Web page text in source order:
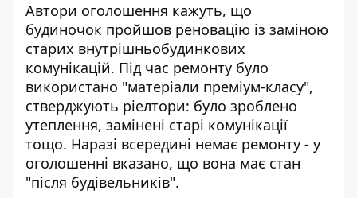
Автори оголошення кажуть, що
будиночок пройшов реновацію із заміною
старих внутрішньобудинкових
комунікацій. Під час ремонту було
використано "матеріали преміум-класу",
стверджують ріелтори: було зроблено
утеплення, замінені старі комунікації
тощо. Наразі всередині немає ремонту - у
оголошенні вказано, що вона має стан
"після будівельників".